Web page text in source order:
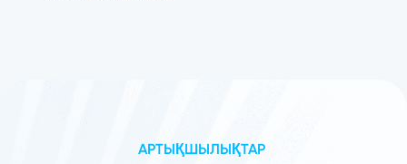
АРТЫҚШЫЛЫҚТАР